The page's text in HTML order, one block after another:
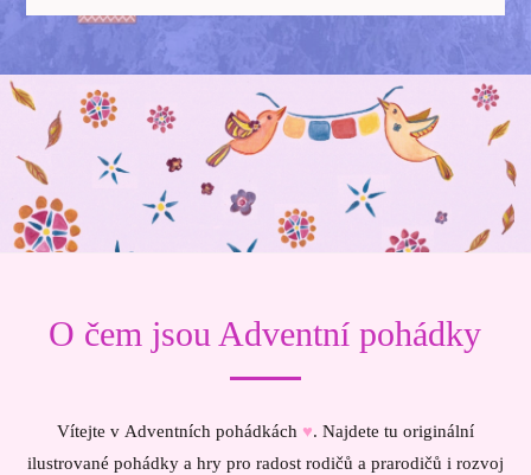
O čem jsou Adventní pohádky
Vítejte v Adventních pohádkách ♥. Najdete tu originální
ilustrované pohádky a hry pro radost rodičů a prarodičů i rozvoj